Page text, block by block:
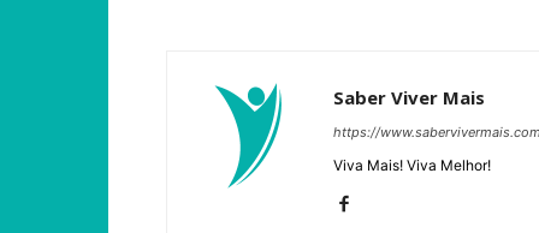
Saber Viver Mais
https://
Viva Mais! Viva Melhor!